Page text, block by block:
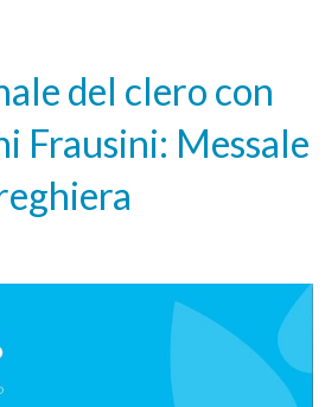
del clero con
Frausini: Messale